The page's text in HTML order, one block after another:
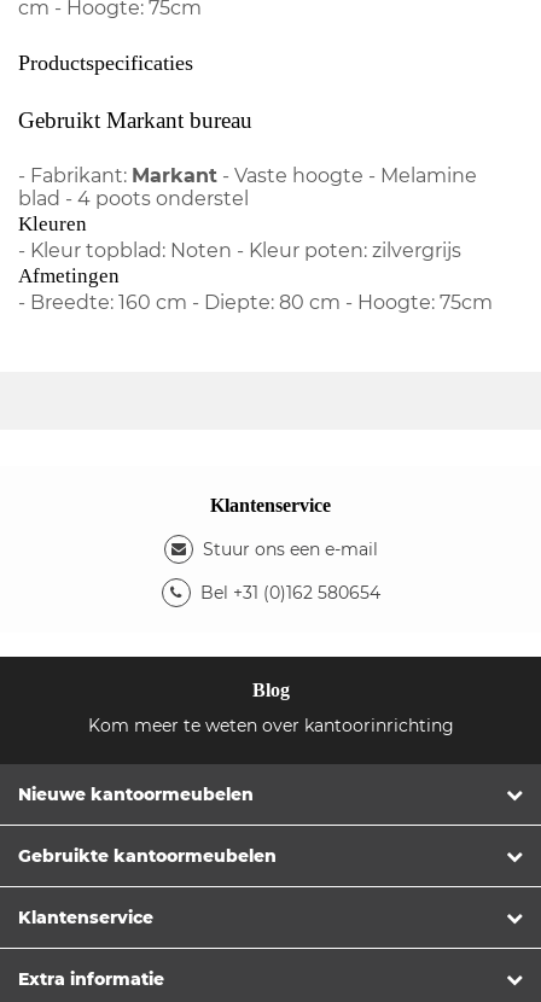
cm - Hoogte: 75cm
Productspecificaties
Gebruikt Markant bureau
- Fabrikant: Markant - Vaste hoogte - Melamine
blad - 4 poots onderstel
Kleuren
- Kleur topblad: Noten - Kleur poten: zilvergrijs
Afmetingen
- Breedte: 160 cm - Diepte: 80 cm - Hoogte: 75cm
Klantenservice
Stuur ons een e-mail
Bel +31 (0)162 580654
Blog
Kom meer te weten over kantoorinrichting
Nieuwe kantoormeubelen
Gebruikte kantoormeubelen
Klantenservice
Extra informatie